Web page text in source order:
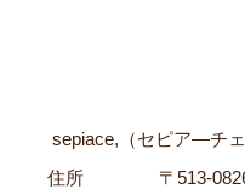
sepiace,（セピア―チェ
住所
〒513-